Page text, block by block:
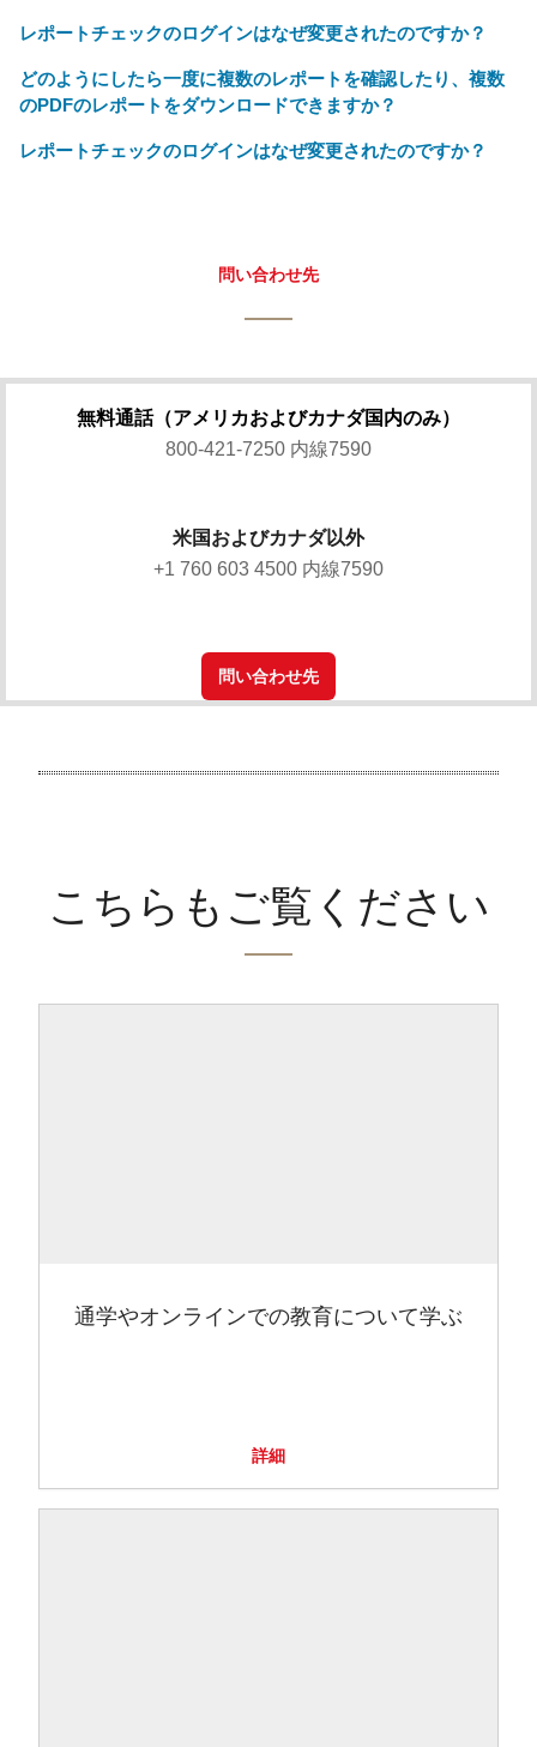
レポートチェックのログインはなぜ変更されたのですか？
どのようにしたら一度に複数のレポートを確認したり、複数
のPDFのレポートをダウンロードできますか？
レポートチェックのログインはなぜ変更されたのですか？
問い合わせ先
無料通話（アメリカおよびカナダ国内のみ）
800-421-7250 内線7590
米国およびカナダ以外
+1 760 603 4500 内線7590
問い合わせ先
こちらもご覧ください
通学やオンラインでの教育について学ぶ
詳細